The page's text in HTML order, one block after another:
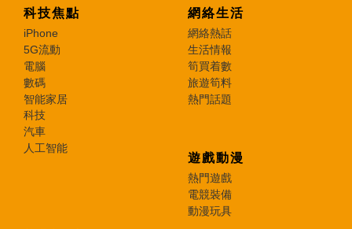
科技焦點
iPhone
5G流動
電腦
數碼
智能家居
科技
汽車
人工智能
網絡生活
網絡熱話
生活情報
筍買着數
旅遊筍料
熱門話題
遊戲動漫
熱門遊戲
電競裝備
動漫玩具